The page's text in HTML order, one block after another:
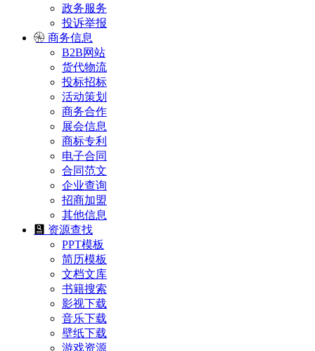
政务服务
投诉举报
商务信息
B2B网站
货代物流
投标招标
活动策划
商务合作
展会信息
商标专利
电子合同
合同范文
企业查询
招商加盟
其他信息
资源查找
PPT模板
简历模板
文档文库
书籍搜索
影视下载
音乐下载
壁纸下载
游戏资源